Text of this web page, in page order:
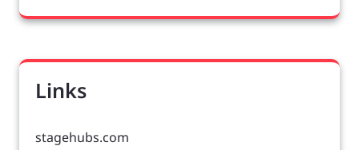
Links
stagehubs.com